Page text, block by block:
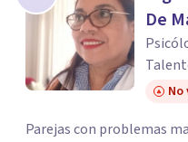
De
Parejas con problemas